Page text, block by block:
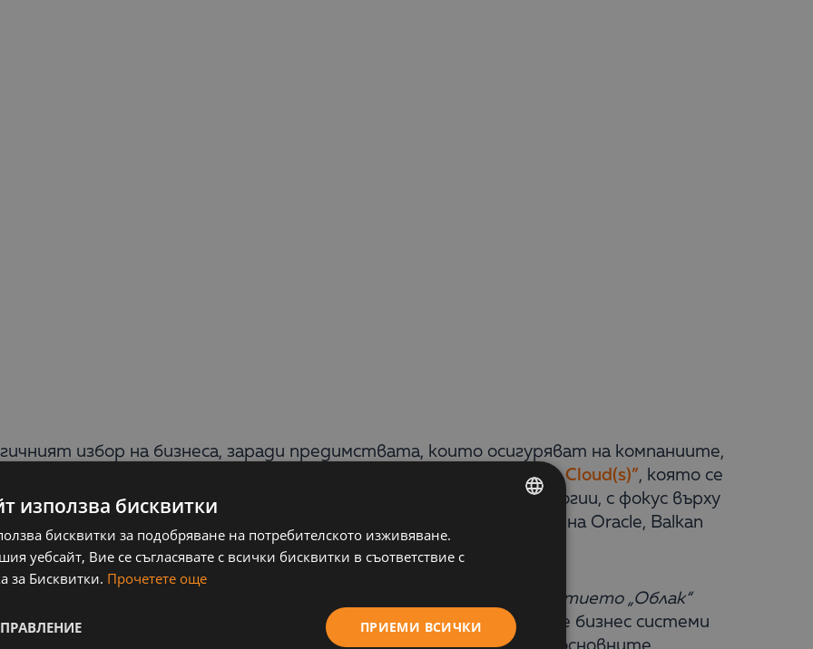
избор на бизнеса, заради предимствата, които осигуряват на компаниите,
конференцията
„2017 o’clock – Time to shoot your business to the Cloud(s)”, която се
Експо Център. Събитието бе посветено на Облачните технологии, с фокус върху
Конференцията събра на една сцена представители на Oracle, Balkan
агенции – Digital Marketing Group и Startup Masters.
да използват Облачни приложения за бизнеса си, защото понятието „Облак“
”, това заявиха специалистите от Balkan Services. Облачните бизнес системи
използва бисквитки
бисквитки за подобряване на потребителското изживяване.
уебсайт, Вие се съгласявате с всички бисквитки в съответствие с
за Бисквитки. Прочетете още
ПРИЕМИ ВСИЧКИ